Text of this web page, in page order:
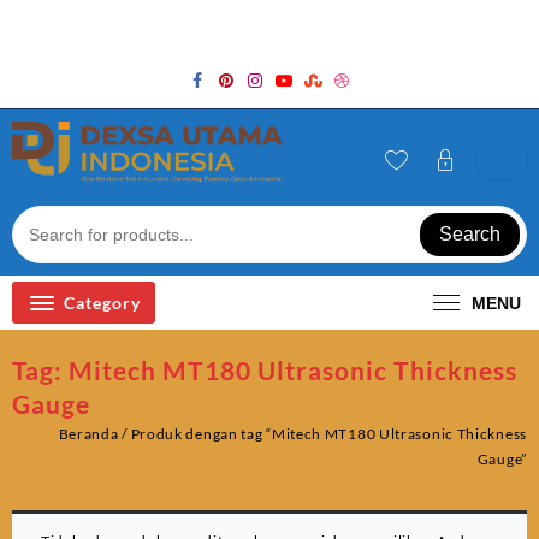
Search
Category MENU
Tag: Mitech MT180 Ultrasonic Thickness
Gauge
Beranda / Produk dengan tag “Mitech MT180 Ultrasonic Thickness
Gauge”